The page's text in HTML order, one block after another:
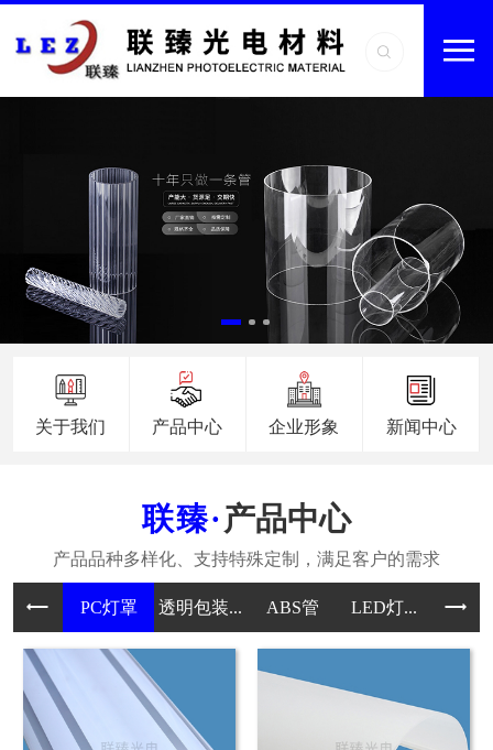
关于我们 产品中心 企业形象 新闻中心
产品中心
PC灯罩 透明包装... ABS管 LED灯... PC